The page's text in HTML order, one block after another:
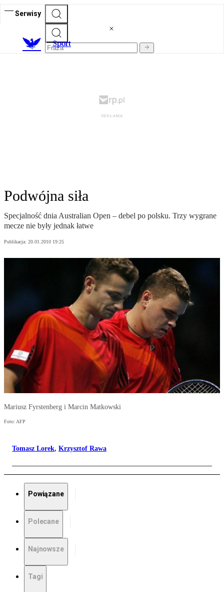
Serwisy
Sport
Podwójna siła
Specjalność dnia Australian Open – debel po polsku. Trzy wygrane
mecze nie były jednak łatwe
Publikacja: 20.01.2010 19:25
Mariusz Fyrstenberg i Marcin Matkowski
Foto: AFP
Tomasz Lorek, Krzysztof Rawa
Powiązane
Polecane
Najnowsze
Tagi